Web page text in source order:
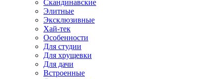
Скандинавские
Элитные
Эксклюзивные
Хай-тек
Особенности
Для студии
Для хрущевки
Для дачи
Встроенные